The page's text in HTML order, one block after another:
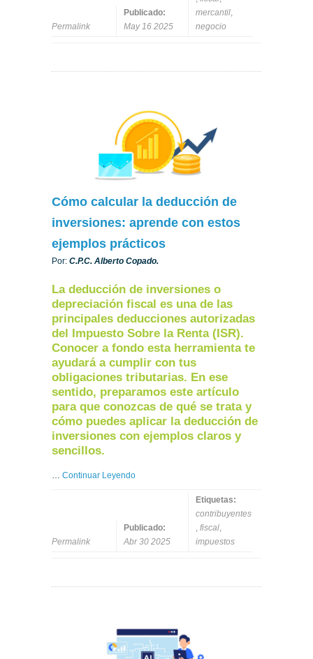
Permalink
Publicado:
May 16 2025
mercantil,
negocio
Cómo calcular la deducción de
inversiones: aprende con estos
ejemplos prácticos
Por: C.P.C. Alberto Copado.
La deducción de inversiones o
depreciación fiscal es una de las
principales deducciones autorizadas
del Impuesto Sobre la Renta (ISR).
Conocer a fondo esta herramienta te
ayudará a cumplir con tus
obligaciones tributarias. En ese
sentido, preparamos este artículo
para que conozcas de qué se trata y
cómo puedes aplicar la deducción de
inversiones con ejemplos claros y
sencillos.
Continuar Leyendo
Permalink
Publicado:
Abr 30 2025
Etiquetas:
contribuyentes
fiscal
impuestos